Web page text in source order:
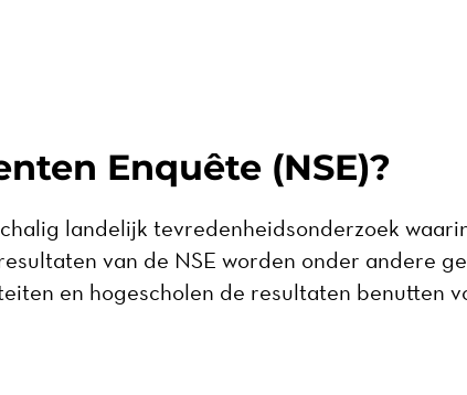
Enquête (NSE)?
landelijk tevredenheidsonderzoek
van de NSE worden onder andere
en hogescholen de resultaten benutten